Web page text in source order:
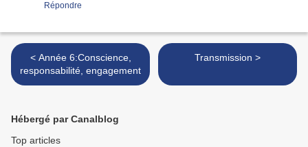
Répondre
< Année 6:Conscience,
responsabilité, engagement
Transmission >
Hébergé par Canalblog
Top articles